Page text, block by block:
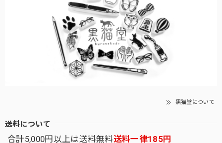
黒猫堂について
送料について
合計5,000円以上は送料無料送料一律185円